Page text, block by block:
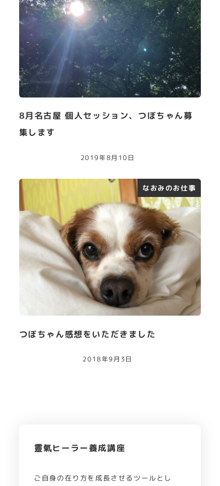
8月名古屋 個人セッション、つぼちゃん募
集します
2019年8月10日
なおみのお仕事
つぼちゃん感想をいただきました
2018年9月3日
靈氣ヒーラー養成講座
ご自身の在り方を成長させるツールとし